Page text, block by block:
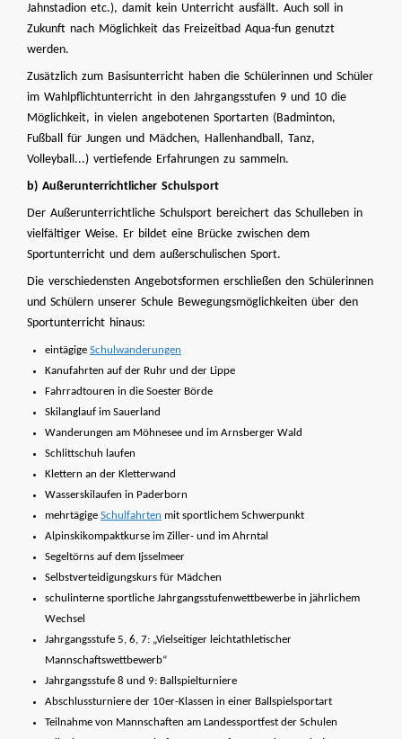
Jahnstadion etc.), damit kein Unterricht ausfällt. Auch soll in
Zukunft nach Möglichkeit das Freizeitbad Aqua-fun genutzt
werden.
Zusätzlich zum Basisunterricht haben die Schülerinnen und Schüler
im Wahlpflichtunterricht in den Jahrgangsstufen 9 und 10 die
Möglichkeit, in vielen angebotenen Sportarten (Badminton,
Fußball für Jungen und Mädchen, Hallenhandball, Tanz,
Volleyball...) vertiefende Erfahrungen zu sammeln.
b) Außerunterrichtlicher Schulsport
Der Außerunterrichtliche Schulsport bereichert das Schulleben in
vielfältiger Weise. Er bildet eine Brücke zwischen dem
Sportunterricht und dem außerschulischen Sport.
Die verschiedensten Angebotsformen erschließen den Schülerinnen
und Schülern unserer Schule Bewegungsmöglichkeiten über den
Sportunterricht hinaus:
eintägige Schulwanderungen
Kanufahrten auf der Ruhr und der Lippe
Fahrradtouren in die Soester Börde
Skilanglauf im Sauerland
Wanderungen am Möhnesee und im Arnsberger Wald
Schlittschuh laufen
Klettern an der Kletterwand
Wasserskilaufen in Paderborn
mehrtägige Schulfahrten mit sportlichem Schwerpunkt
Alpinskikompaktkurse im Ziller- und im Ahrntal
Segeltörns auf dem Ijsselmeer
Selbstverteidigungskurs für Mädchen
schulinterne sportliche Jahrgangsstufenwettbewerbe in jährlichem
Wechsel
Jahrgangsstufe 5, 6, 7: „Vielseitiger leichtathletischer
Mannschaftswettbewerb“
Jahrgangsstufe 8 und 9: Ballspielturniere
Abschlussturniere der 10er-Klassen in einer Ballspielsportart
Teilnahme von Mannschaften am Landessportfest der Schulen